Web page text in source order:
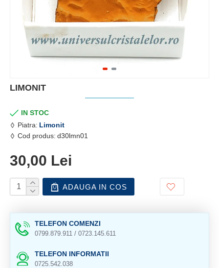
LIMONIT
IN STOC
Piatra: Limonit
Cod produs: d30lmn01
30,00 Lei
ADAUGA IN COS
TELEFON COMENZI
0799.879.911 / 0723.145.611
TELEFON INFORMATII
0725.542.038